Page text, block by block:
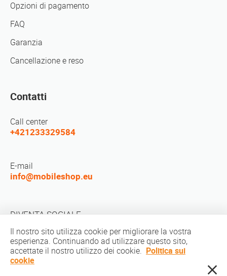
Opzioni di pagamento
FAQ
Garanzia
Cancellazione e reso
Contatti
Call center
+421233329584
E-mail
info@mobileshop.eu
DIVENTA SOCIALE
Il nostro sito utilizza cookie per migliorare la vostra
esperienza. Continuando ad utilizzare questo sito,
accettate il nostro utilizzo dei cookie. Politica sui
cookie